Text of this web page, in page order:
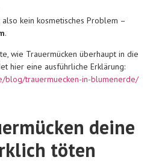
kein kosmetisches Problem –
.
wie Trauermücken überhaupt in die
hier eine ausführliche Erklärung:
blog/trauermuecken-in-blumenerde/
deine
töten